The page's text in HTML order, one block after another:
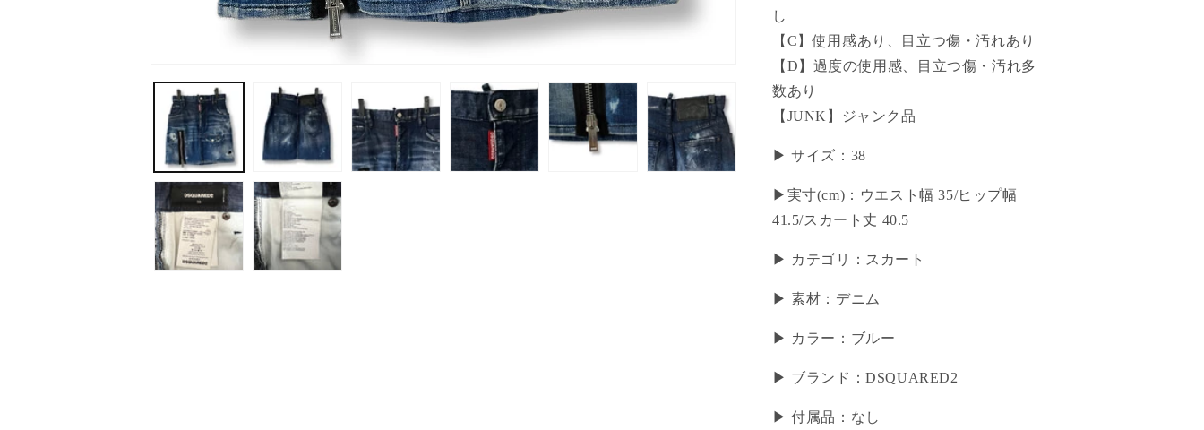
ー
デ
ィ
ア
(1)
を
開
く
し
【C】使用感あり、目立つ傷・汚れあり
【D】過度の使用感、目立つ傷・汚れ多
数あり
【JUNK】ジャンク品
▶ サイズ：38
▶︎実寸(cm)：ウエスト幅 35/ヒップ幅
41.5/スカート丈 40.5
▶ カテゴリ：スカート
▶ 素材：デニム
▶ カラー：ブルー
▶ ブランド：DSQUARED2
▶ 付属品：なし